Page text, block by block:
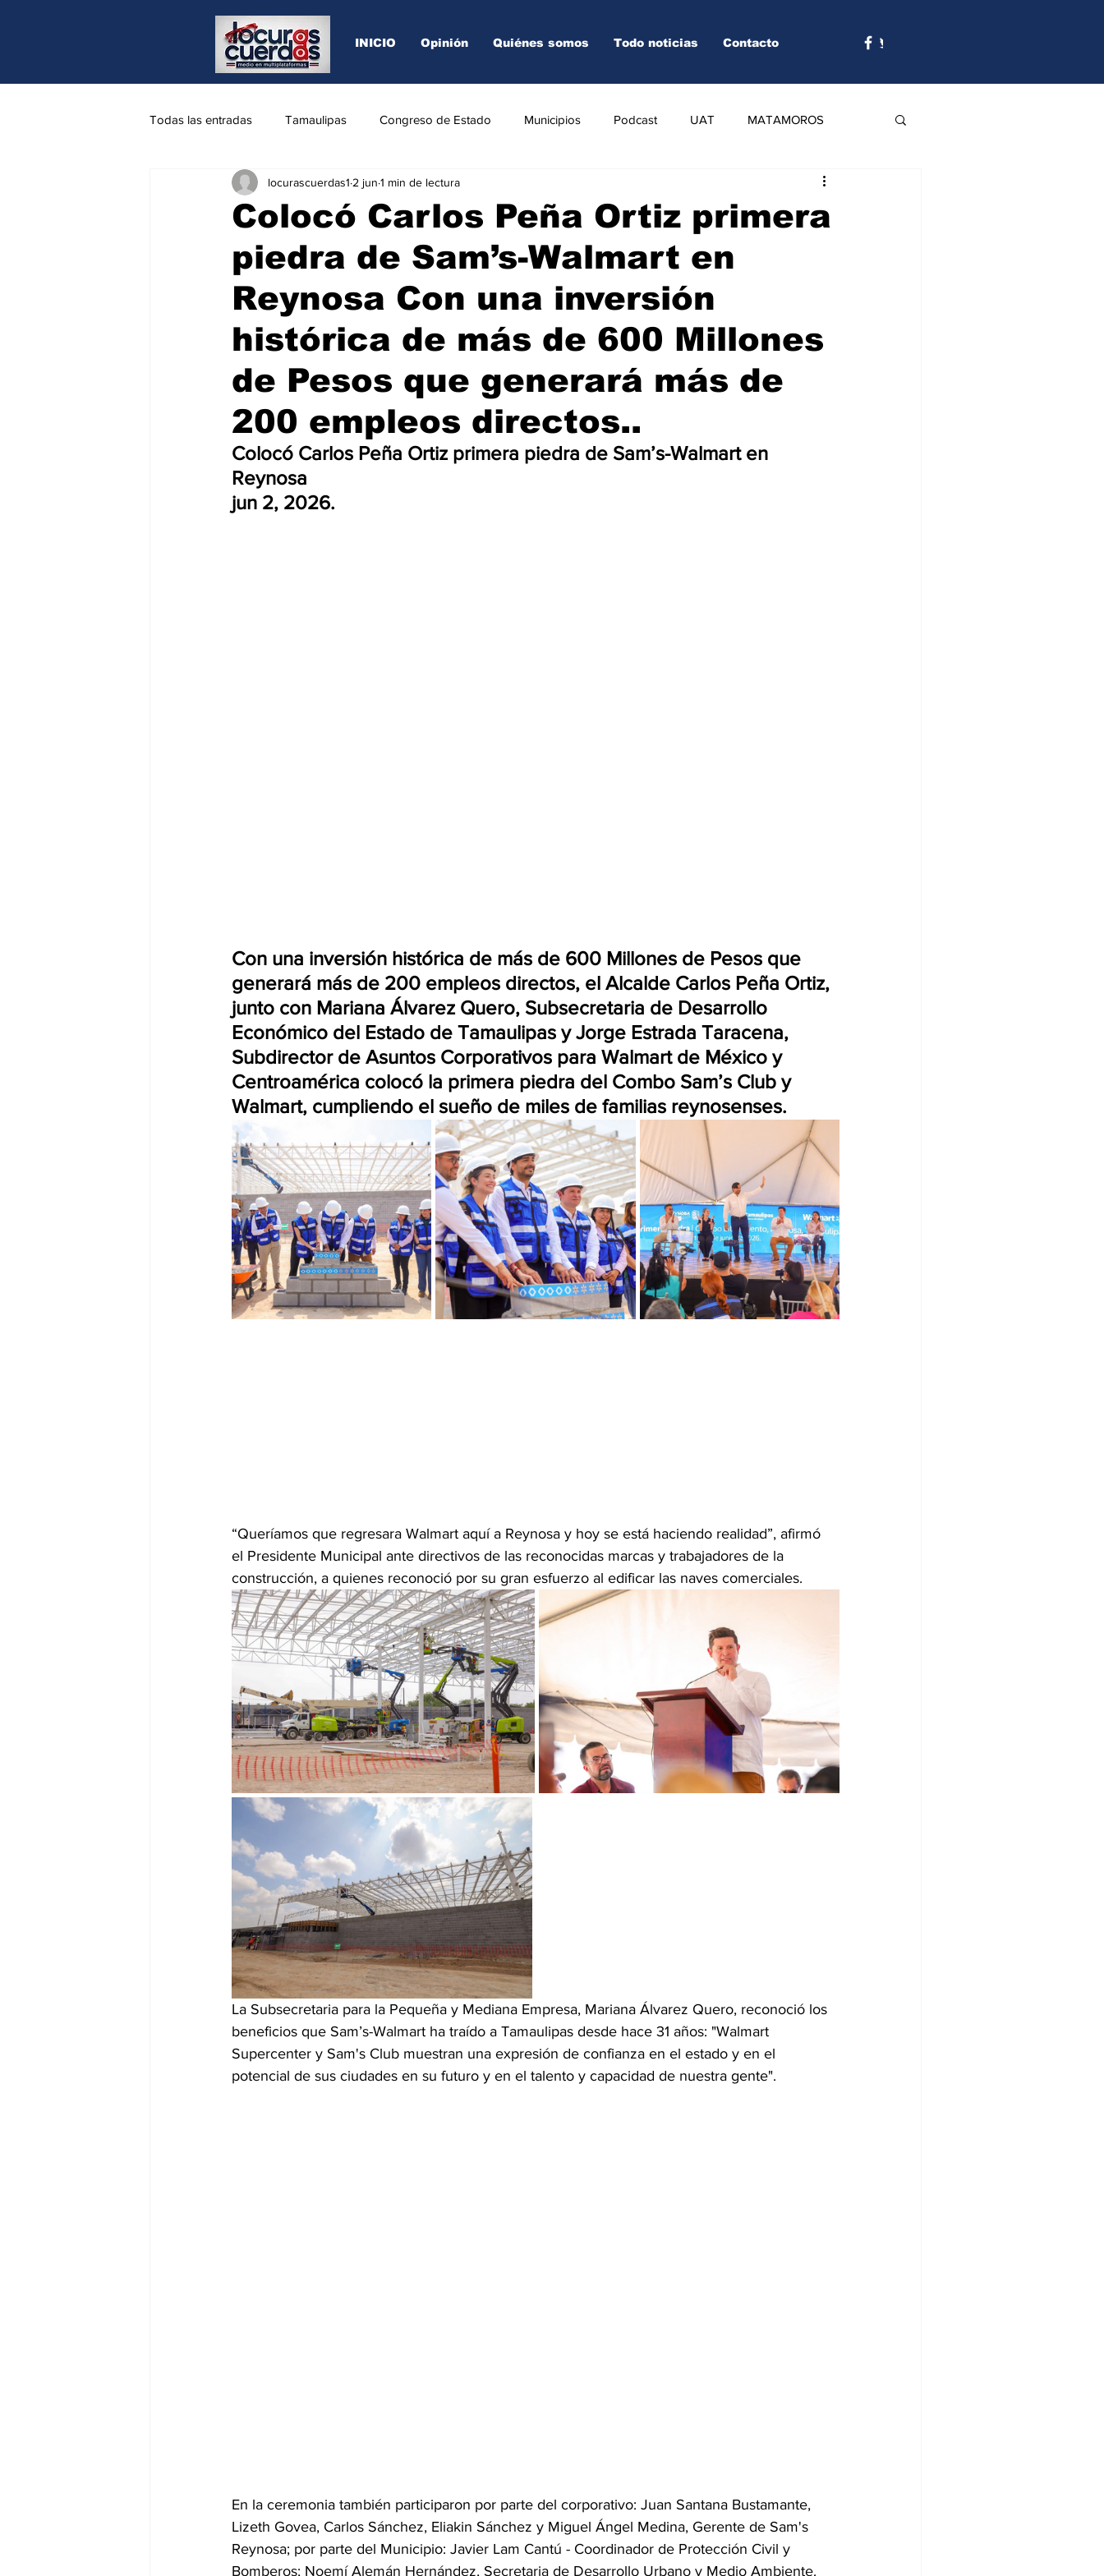
INICIO Opinión Quiénes somos Todo noticias Contacto
Todas las entradas Tamaulipas Congreso de Estado Municipios Podcast UAT MATAMOROS
REYNOSA N.LAREDO TAMPICO
Colocó Carlos Peña Ortiz primera
piedra de Sam’s-Walmart en
Reynosa Con una inversión
histórica de más de 600 Millones
de Pesos que generará más de
200 empleos directos..
locurascuerdas1 2 jun 1 min de lectura
Colocó Carlos Peña Ortiz primera piedra de Sam’s-Walmart en
Reynosa
jun 2, 2026.
Con una inversión histórica de más de 600 Millones de Pesos que
generará más de 200 empleos directos, el Alcalde Carlos Peña Ortiz,
junto con Mariana Álvarez Quero, Subsecretaria de Desarrollo
Económico del Estado de Tamaulipas y Jorge Estrada Taracena,
Subdirector de Asuntos Corporativos para Walmart de México y
Centroamérica colocó la primera piedra del Combo Sam’s Club y
Walmart, cumpliendo el sueño de miles de familias reynosenses.
“Queríamos que regresara Walmart aquí a Reynosa y hoy se está haciendo realidad”, afirmó
el Presidente Municipal ante directivos de las reconocidas marcas y trabajadores de la
construcción, a quienes reconoció por su gran esfuerzo al edificar las naves comerciales.
La Subsecretaria para la Pequeña y Mediana Empresa, Mariana Álvarez Quero, reconoció los
beneficios que Sam’s-Walmart ha traído a Tamaulipas desde hace 31 años: "Walmart
Supercenter y Sam's Club muestran una expresión de confianza en el estado y en el
potencial de sus ciudades en su futuro y en el talento y capacidad de nuestra gente".
En la ceremonia también participaron por parte del corporativo: Juan Santana Bustamante,
Lizeth Govea, Carlos Sánchez, Eliakin Sánchez y Miguel Ángel Medina, Gerente de Sam's
Reynosa; por parte del Municipio: Javier Lam Cantú - Coordinador de Protección Civil y
Bomberos; Noemí Alemán Hernández, Secretaria de Desarrollo Urbano y Medio Ambiente.